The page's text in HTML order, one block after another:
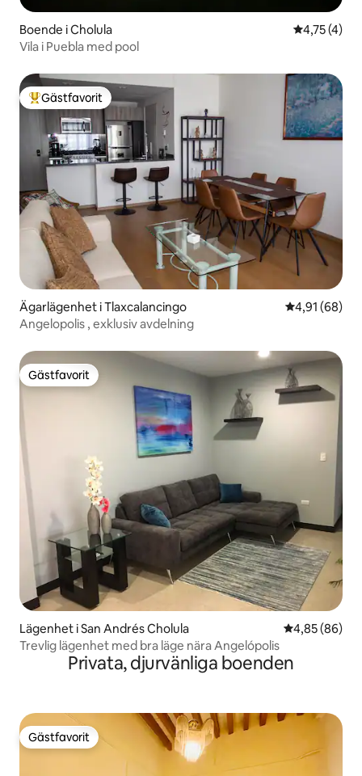
Boende i Cholula 4,75 av 5 i
4,75 (4)
Vila i Puebla med pool
Populär gästfavorit
Gästfavorit
Ägarlägenhet i Tlaxcalancingo 4,91 av 5 i
4,91 (68)
Angelopolis , exklusiv avdelning
Gästfavorit
Gästfavorit
Lägenhet i San Andrés Cholula 4,85 av 5 i
4,85 (86)
Trevlig lägenhet med bra läge nära Angelópolis
Privata, djurvänliga boenden
Gästfavorit
Gästfavorit